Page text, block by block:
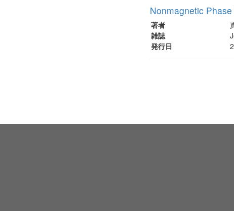
Nonmagnetic
著者
雑誌
発行日